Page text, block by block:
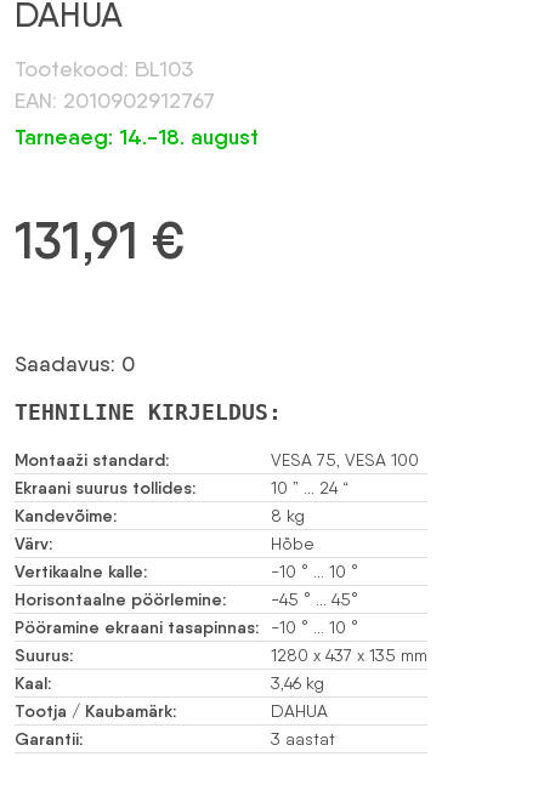
DAHUA
Tootekood: BL103
EAN: 2010902912767
Tarneaeg: 14.-18. august
131,91 €
Saadavus: 0
TEHNILINE KIRJELDUS:
Montaaži standard: VESA 75, VESA 100
Ekraani suurus tollides: 10 ” … 24 “
Kandevõime: 8 kg
Värv: Hõbe
Vertikaalne kalle: -10 ° … 10 °
Horisontaalne pöörlemine: -45 ° … 45°
Pööramine ekraani tasapinnas: -10 ° … 10 °
Suurus: 1280 x 437 x 135 mm
Kaal: 3,46 kg
Tootja / Kaubamärk: DAHUA
Garantii: 3 aastat